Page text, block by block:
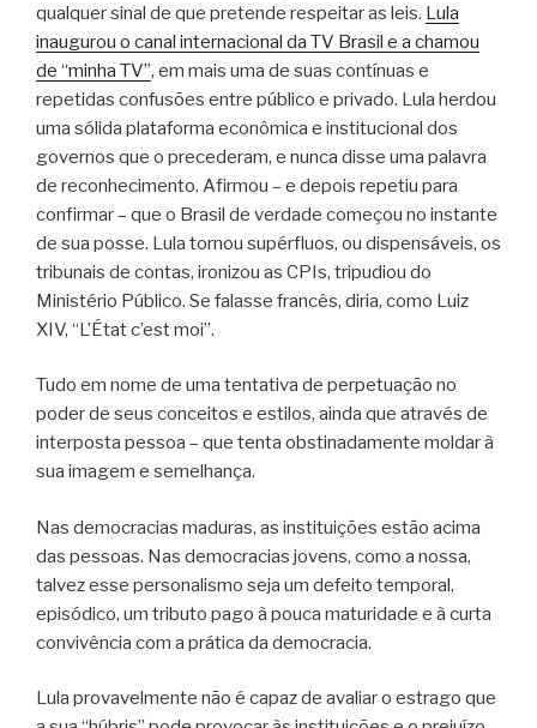
qualquer sinal de que pretende respeitar as leis. Lula
inaugurou o canal internacional da TV Brasil e a chamou
de “minha TV”, em mais uma de suas contínuas e
repetidas confusões entre público e privado. Lula herdou
uma sólida plataforma econômica e institucional dos
governos que o precederam, e nunca disse uma palavra
de reconhecimento. Afirmou – e depois repetiu para
confirmar – que o Brasil de verdade começou no instante
de sua posse. Lula tornou supérfluos, ou dispensáveis, os
tribunais de contas, ironizou as CPIs, tripudiou do
Ministério Público. Se falasse francês, diria, como Luiz
XIV, “L’État c’est moi”.
Tudo em nome de uma tentativa de perpetuação no
poder de seus conceitos e estilos, ainda que através de
interposta pessoa – que tenta obstinadamente moldar à
sua imagem e semelhança.
Nas democracias maduras, as instituições estão acima
das pessoas. Nas democracias jovens, como a nossa,
talvez esse personalismo seja um defeito temporal,
episódico, um tributo pago à pouca maturidade e à curta
convivência com a prática da democracia.
Lula provavelmente não é capaz de avaliar o estrago que